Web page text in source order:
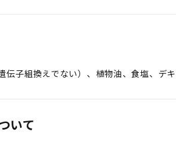
伝子組換えでない）、植物油、食塩、デ
いて